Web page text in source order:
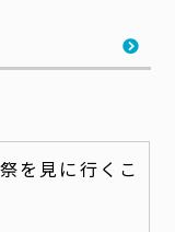
を見に行くこ